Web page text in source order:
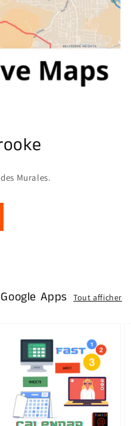
Murales.
Apps Tout afficher